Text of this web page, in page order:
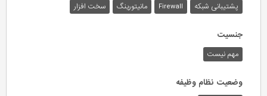
پشتیبانی شبکه Firewall مانیتورینگ سخت افزار
جنسیت
مهم نیست
وضعیت نظام وظیفه